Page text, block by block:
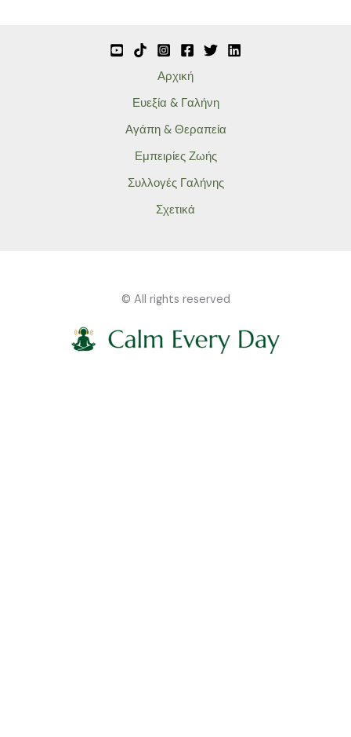
Αρχική
Ευεξία & Γαλήνη
Αγάπη & Θεραπεία
Εμπειρίες Ζωής
Συλλογές Γαλήνης
Σχετικά
© All rights reserved